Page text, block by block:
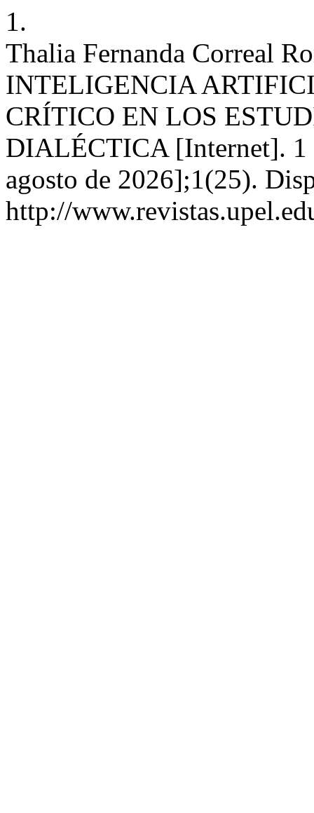
1.
Thalia Fernanda Correal
INTELIGENCIA
CRÍTICO EN LOS
DIALÉCTICA [Internet]. 1
agosto de 2026];1(25).
http://